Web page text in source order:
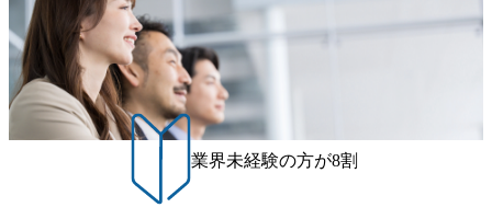
界においてはDX戦略立案、NFT等の新規事業立案を得意と
する。 - 藏満 一馬氏：アクセンチュア出身。金融業界を中
心に、DX戦略策定、新規事業立案、組織変革、規制対応等
の幅広いプロジェクトを主導する。 - 天野 善仁氏：19卒Pw
C出身。Xspear最年少シニアマネージャー 社員インタビュー
ページ (https://www.xspear.co.jp/career/interviews/) 戦略だけの
コンサルは終わり──コンサル業界の風雲児に聞く。“これ
から”のコンサルの在り方 (https://www.businessinsider.jp/articl
e/20250205-simplex-xspear/) Xspear Consultingがえるぼし認定
年間休日は125日（GW8日、夏季9日、年末年始9日） 有給
休暇は年間24日（4月1日入社の場合）で、入社日に付与さ
れます。 年次有給休暇の残日数は、翌年度に繰り越すこと
ができます。 慶弔休暇は、事由により取得可能日数は異な
りますが、3～7日の連続休暇を取得できます。 リフレッシ
ュ休暇は、規程で定める勤続年数ごとに、連続5日のリフレ
ッシュ休暇を取得できます。 【育児や子の看護、介護など
の制度】 育児休暇： 対象：小学校1年修了時の3月31日まで
の子を育てるすべての従業員※期間：通算3年間 短時間勤
業界未経験の方が8割